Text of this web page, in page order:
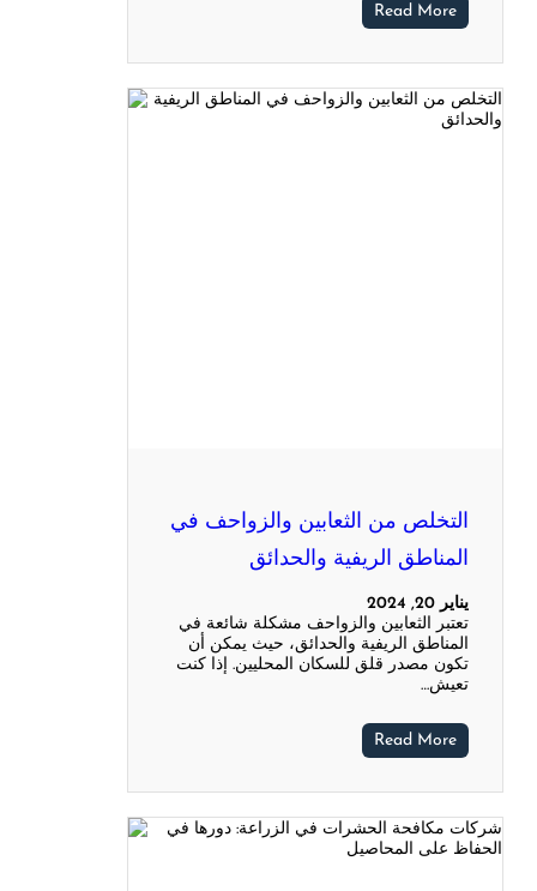
Read More
التخلص من الثعابين والزواحف في
المناطق الريفية والحدائق
يناير 20, 2024
تعتبر الثعابين والزواحف مشكلة شائعة في
المناطق الريفية والحدائق، حيث يمكن أن
تكون مصدر قلق للسكان المحليين. إذا كنت
تعيش…
Read More